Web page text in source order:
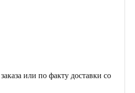
или по факту доставки со